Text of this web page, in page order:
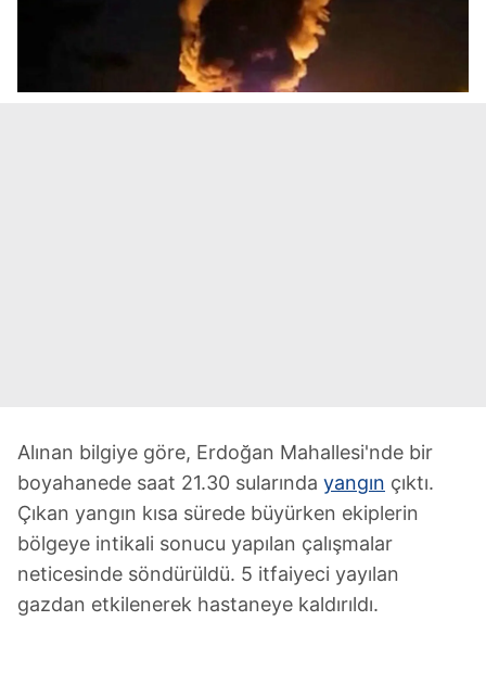
Alınan bilgiye göre, Erdoğan Mahallesi'nde bir
boyahanede saat 21.30 sularında yangın çıktı.
Çıkan yangın kısa sürede büyürken ekiplerin
bölgeye intikali sonucu yapılan çalışmalar
neticesinde söndürüldü. 5 itfaiyeci yayılan
gazdan etkilenerek hastaneye kaldırıldı.